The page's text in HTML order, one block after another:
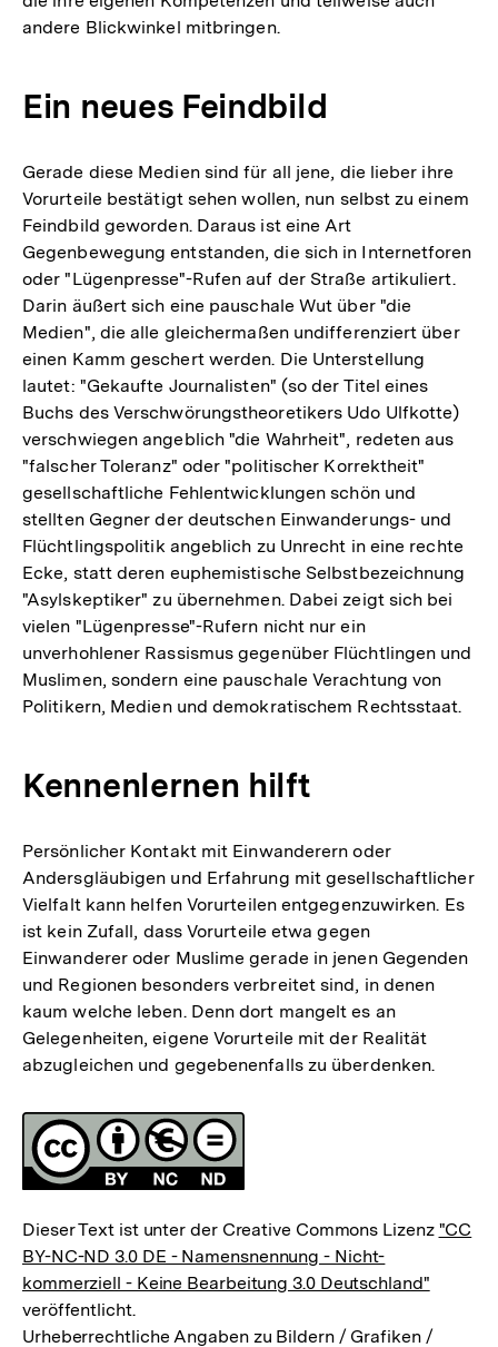
andere Blickwinkel mitbringen.
Ein neues Feindbild
Gerade diese Medien sind für all jene, die lieber ihre
Vorurteile bestätigt sehen wollen, nun selbst zu einem
Feindbild geworden. Daraus ist eine Art
Gegenbewegung entstanden, die sich in Internetforen
oder "Lügenpresse"-Rufen auf der Straße artikuliert.
Darin äußert sich eine pauschale Wut über "die
Medien", die alle gleichermaßen undifferenziert über
einen Kamm geschert werden. Die Unterstellung
lautet: "Gekaufte Journalisten" (so der Titel eines
Buchs des Verschwörungstheoretikers Udo Ulfkotte)
verschwiegen angeblich "die Wahrheit", redeten aus
"falscher Toleranz" oder "politischer Korrektheit"
gesellschaftliche Fehlentwicklungen schön und
stellten Gegner der deutschen Einwanderungs- und
Flüchtlingspolitik angeblich zu Unrecht in eine rechte
Ecke, statt deren euphemistische Selbstbezeichnung
"Asylskeptiker" zu übernehmen. Dabei zeigt sich bei
vielen "Lügenpresse"-Rufern nicht nur ein
unverhohlener Rassismus gegenüber Flüchtlingen und
Muslimen, sondern eine pauschale Verachtung von
Politikern, Medien und demokratischem Rechtsstaat.
Kennenlernen hilft
Persönlicher Kontakt mit Einwanderern oder
Andersgläubigen und Erfahrung mit gesellschaftlicher
Vielfalt kann helfen Vorurteilen entgegenzuwirken. Es
ist kein Zufall, dass Vorurteile etwa gegen
Einwanderer oder Muslime gerade in jenen Gegenden
und Regionen besonders verbreitet sind, in denen
kaum welche leben. Denn dort mangelt es an
Gelegenheiten, eigene Vorurteile mit der Realität
abzugleichen und gegebenenfalls zu überdenken.
Fussnoten
Lizenz
Dieser Text ist unter der Creative Commons Lizenz "CC
BY-NC-ND 3.0 DE - Namensnennung - Nicht-
kommerziell - Keine Bearbeitung 3.0 Deutschland"
veröffentlicht.
Urheberrechtliche Angaben zu Bildern / Grafiken /